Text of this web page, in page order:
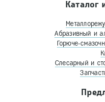
Каталог
Абразивный и
Горюче-
Слесарный и